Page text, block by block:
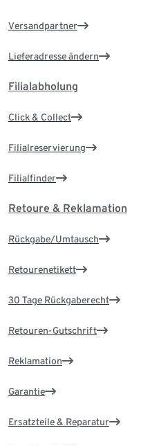
Versandpartner
Lieferadresse ändern
Filialabholung
Click & Collect
Filialreservierung
Filialfinder
Retoure & Reklamation
Rückgabe/Umtausch
Retourenetikett
30 Tage Rückgaberecht
Retouren-Gutschrift
Reklamation
Garantie
Ersatzteile & Reparatur